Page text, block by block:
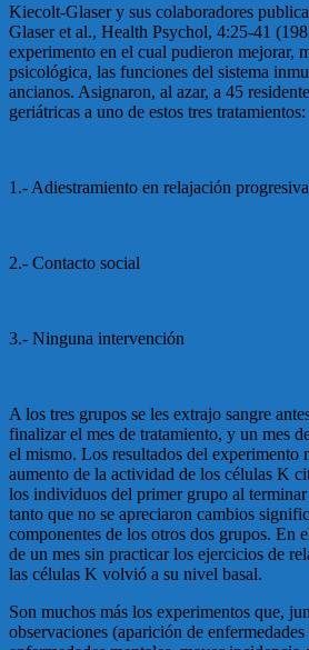
Kiecolt-Glaser y sus colaboradores
Glaser et al., Health Psychol, 4:25-41
experimento en el cual pudieron mejorar,
psicológica, las funciones del sistema
ancianos. Asignaron, al azar, a 45
geriátricas a uno de estos tres tratamientos:
1.- Adiestramiento en relajación progresiva
2.- Contacto social
3.- Ninguna intervención
A los tres grupos se les extrajo sangre
finalizar el mes de tratamiento, y un mes
el mismo. Los resultados del experimento
aumento de la actividad de los células K
los individuos del primer grupo al terminar
tanto que no se apreciaron cambios
componentes de los otros dos grupos. En
de un mes sin practicar los ejercicios de
las células K volvió a su nivel basal.
Son muchos más los experimentos que,
observaciones (aparición de enfermedades